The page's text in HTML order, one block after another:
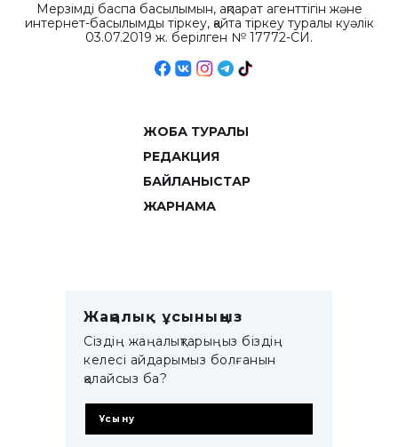
Мерзімді баспа басылымын, ақпарат агенттігін және
интернет-басылымды тіркеу, қайта тіркеу туралы куәлік
03.07.2019 ж. берілген № 17772-СИ.
ЖОБА ТУРАЛЫ
РЕДАКЦИЯ
БАЙЛАНЫСТАР
ЖАРНАМА
Жаңалық ұсыныңыз
Сіздің жаңалықтарыңыз біздің
келесі айдарымыз болғанын
қалайсыз ба?
Ұсыну